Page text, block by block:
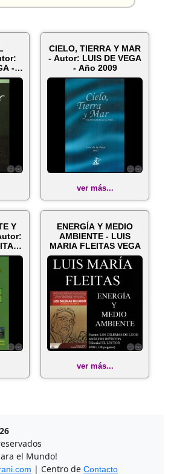
-
CIELO, TIERRA Y MAR
- Autor: LUIS DE VEGA
- Año 2009
ver más...
Y
ENERGÍA Y MEDIO
AMBIENTE - LUIS
MARIA FLEITAS VEGA
ver más...
el Mundo!
| Centro de Contacto